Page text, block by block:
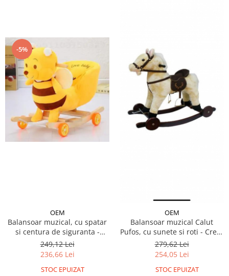
-5%
OEM
Balansoar muzical, cu spatar
si centura de siguranta -
Ursulet Galben
249,12 Lei
236,66 Lei
STOC EPUIZAT
OEM
Balansoar muzical Calut
Pufos, cu sunete si roti - Crem
deschis
279,62 Lei
254,05 Lei
STOC EPUIZAT